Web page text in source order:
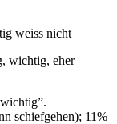
weiss nicht
wichtig, eher
schiefgehen); 11%